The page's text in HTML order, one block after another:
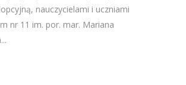
nauczycielami i uczniami
nr 11 im. por. mar. Mariana